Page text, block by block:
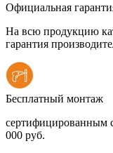
Официальная
На всю продукцию
гарантия
Бесплатный монтаж
сертифицированным
000 руб.